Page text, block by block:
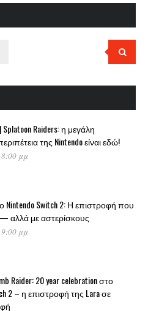
Splatoon Raiders: η μεγάλη
της Nintendo είναι εδώ!
8:00 μμ
Nintendo Switch 2: Η επιστροφή που
αλλά με αστερίσκους
9:00 μμ
Raider: 20 year celebration στο
2 – η επιστροφή της Lara σε